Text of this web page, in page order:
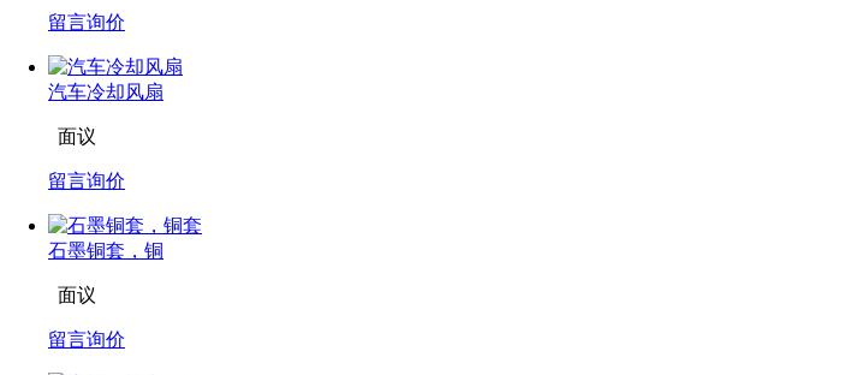
留言询价
汽车冷却风扇
面议
留言询价
石墨铜套，铜
面议
留言询价